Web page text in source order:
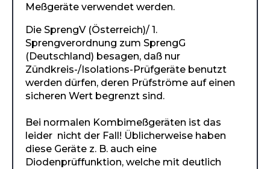
Meßgeräte verwendet werden.
Die SprengV (Österreich)/ 1.
Sprengverordnung zum SprengG
(Deutschland) besagen, daß nur
Zündkreis-/Isolations-Prüfgeräte benutzt
werden dürfen, deren Prüfströme auf einen
sicheren Wert begrenzt sind.
Bei normalen Kombimeßgeräten ist das
leider nicht der Fall! Üblicherweise haben
diese Geräte z. B. auch eine
Diodenprüffunktion, welche mit deutlich